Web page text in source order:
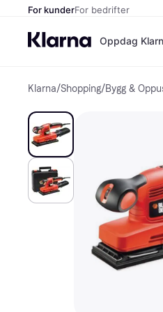
For kunderFor bedrifter
Oppdag
Klarna/Shopping/Bygg &